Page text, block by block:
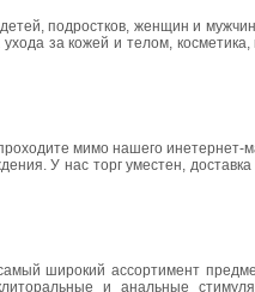
подростков, женщин и
за кожей и телом,
мимо нашего
У нас торг уместен,
широкий ассортимент
и анальные